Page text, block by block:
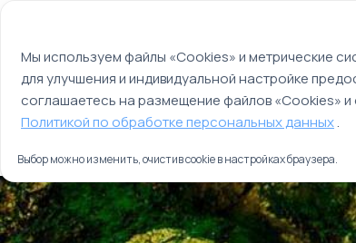
Страны
Главная
Панорамы Грузии
Мы используем файлы «Cookies» и метрические
для улучшения и индивидуальной настройке
соглашаетесь на размещение файлов «Cookies» и
Политикой по обработке персональных данных.
Выбор можно изменить, очистив cookie в настройках браузера.